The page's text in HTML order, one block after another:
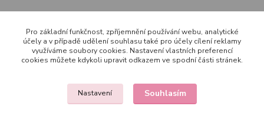
Kontakty
722 000 724
Pro základní funkčnost, zpříjemnění používání webu, analytické
účely a v případě udělení souhlasu také pro účely cílení reklamy
využíváme soubory cookies. Nastavení vlastních preferencí
cookies můžete kdykoli upravit odkazem ve spodní části stránek.
Nastavení Souhlasím